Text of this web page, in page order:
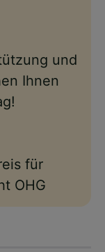
und
Ihnen
für
OHG